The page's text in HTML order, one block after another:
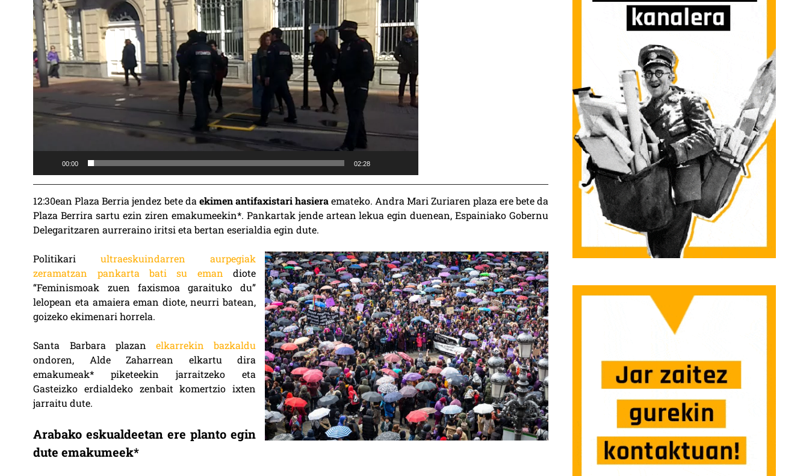
00:00 02:28
12:30ean Plaza Berria jendez bete da ekimen antifaxistari hasieraemateko. Andra Mari Zuriaren plaza ere bete da
Plaza Berrira sartu ezin ziren emakumeekin*. Pankartak jende artean lekua egin duenean, Espainiako Gobernu
Delegaritzaren aurreraino iritsi eta bertan eserialdia egin dute.
Politikariultraeskuindarren aurpegiak
zeramatzan pankarta bati su eman diote
“Feminismoak zuen faxismoa garaituko du”
lelopean eta amaiera eman diote, neurri batean,
goizeko ekimenari horrela.
Santa Barbara plazan elkarrekin bazkaldu
ondoren, Alde Zaharrean elkartu dira
emakumeak* piketeekin jarraitzeko eta
Gasteizko erdialdeko zenbait komertzio ixten
jarraitu dute.
Arabako eskualdeetan ere planto egin
dute emakumeek*